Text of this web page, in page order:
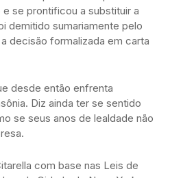
se prontificou a substituir a
demitido sumariamente pelo
decisão formalizada em carta
desde então enfrenta
Diz ainda ter se sentido
se seus anos de lealdade não
com base nas Leis de